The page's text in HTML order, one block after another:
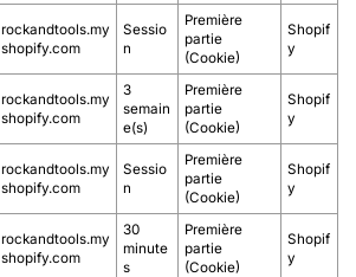
rockandtools.my
shopify.com
Sessio
n
Première
partie
(Cookie)
Shopif
y
rockandtools.my
shopify.com
3
semain
e(s)
Première
partie
(Cookie)
Shopif
y
rockandtools.my
shopify.com
Sessio
n
Première
partie
(Cookie)
Shopif
y
rockandtools.my
shopify.com
30
minute
s
Première
partie
(Cookie)
Shopif
y